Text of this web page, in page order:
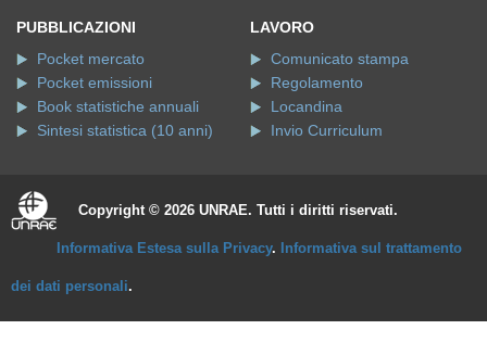
PUBBLICAZIONI
Pocket mercato
Pocket emissioni
Book statistiche annuali
Sintesi statistica (10 anni)
LAVORO
Comunicato stampa
Regolamento
Locandina
Invio Curriculum
Copyright © 2026 UNRAE. Tutti i diritti riservati.
Informativa Estesa sulla Privacy. Informativa sul trattamento
dei dati personali.